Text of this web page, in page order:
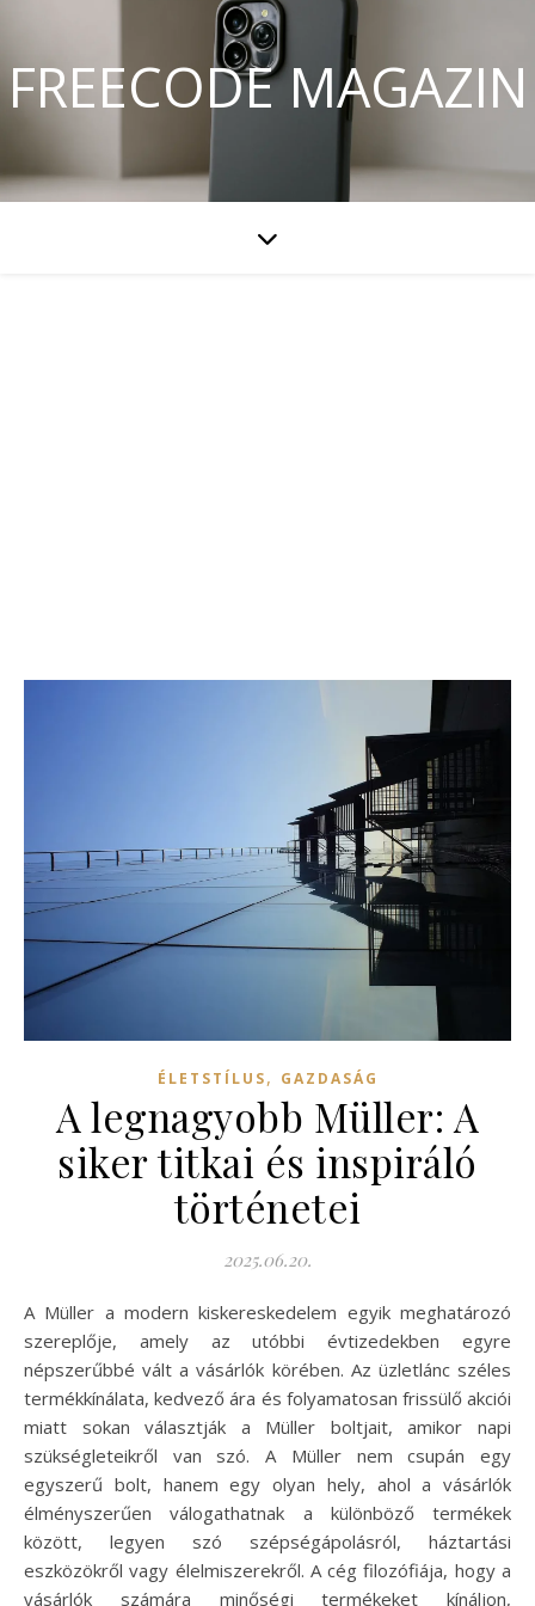
FREECODE MAGAZIN
ÉLETSTÍLUS, GAZDASÁG
A legnagyobb Müller: A
siker titkai és inspiráló
történetei
2025.06.20.
A Müller a modern kiskereskedelem egyik meghatározó
szereplője, amely az utóbbi évtizedekben egyre
népszerűbbé vált a vásárlók körében. Az üzletlánc széles
termékkínálata, kedvező ára és folyamatosan frissülő akciói
miatt sokan választják a Müller boltjait, amikor napi
szükségleteikről van szó. A Müller nem csupán egy
egyszerű bolt, hanem egy olyan hely, ahol a vásárlók
élményszerűen válogathatnak a különböző termékek
között, legyen szó szépségápolásról, háztartási
eszközökről vagy élelmiszerekről. A cég filozófiája, hogy a
vásárlók számára minőségi termékeket kínáljon,